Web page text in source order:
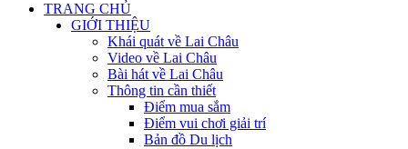
TRANG CHỦ
GIỚI THIỆU
Khái quát về Lai Châu
Video về Lai Châu
Bài hát về Lai Châu
Thông tin cần thiết
Điểm mua sắm
Điểm vui chơi giải trí
Bản đồ Du lịch